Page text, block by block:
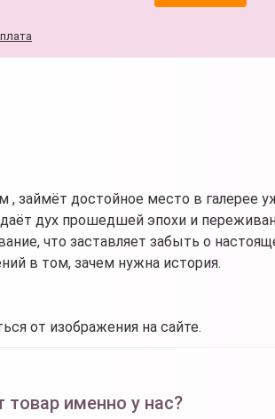
займёт достойное место в галерее
дух прошедшей эпохи и
что заставляет забыть о
в том, зачем нужна история.
от изображения на сайте.
товар именно у нас?